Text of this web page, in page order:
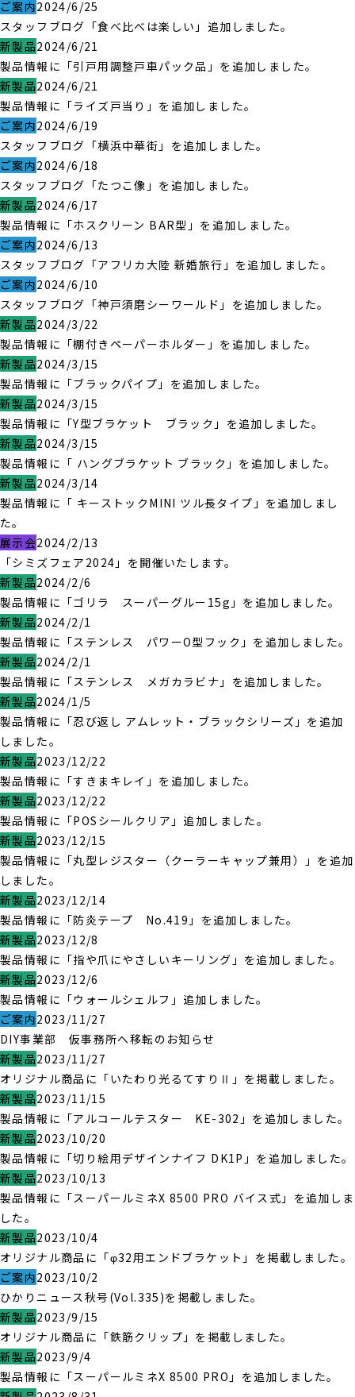
ご案内2024/6/25
スタッフブログ「食べ比べは楽しい」追加しました。
新製品2024/6/21
製品情報に「引戸用調整戸車パック品」を追加しました。
新製品2024/6/21
製品情報に「ライズ戸当り」を追加しました。
ご案内2024/6/19
スタッフブログ「横浜中華街」を追加しました。
ご案内2024/6/18
スタッフブログ「たつこ像」を追加しました。
新製品2024/6/17
製品情報に「ホスクリーン BAR型」を追加しました。
ご案内2024/6/13
スタッフブログ「アフリカ大陸 新婚旅行」を追加しました。
ご案内2024/6/10
スタッフブログ「神戸須磨シーワールド」を追加しました。
新製品2024/3/22
製品情報に「棚付きペーパーホルダー」を追加しました。
新製品2024/3/15
製品情報に「ブラックパイプ」を追加しました。
新製品2024/3/15
製品情報に「Y型ブラケット ブラック」を追加しました。
新製品2024/3/15
製品情報に「 ハングブラケット ブラック」を追加しました。
新製品2024/3/14
製品情報に「 キーストックMINI ツル長タイプ」を追加しまし
た。
展示会2024/2/13
「シミズフェア2024」を開催いたします。
新製品2024/2/6
製品情報に「ゴリラ スーパーグルー15g」を追加しました。
新製品2024/2/1
製品情報に「ステンレス パワーO型フック」を追加しました。
新製品2024/2/1
製品情報に「ステンレス メガカラビナ」を追加しました。
新製品2024/1/5
製品情報に「忍び返し アムレット・ブラックシリーズ」を追加
しました。
新製品2023/12/22
製品情報に「すきまキレイ」を追加しました。
新製品2023/12/22
製品情報に「POSシールクリア」追加しました。
新製品2023/12/15
製品情報に「丸型レジスター（クーラーキャップ兼用）」を追加
しました。
新製品2023/12/14
製品情報に「防炎テープ No.419」を追加しました。
新製品2023/12/8
製品情報に「指や爪にやさしいキーリング」を追加しました。
新製品2023/12/6
製品情報に「ウォールシェルフ」追加しました。
ご案内2023/11/27
DIY事業部 仮事務所へ移転のお知らせ
新製品2023/11/27
オリジナル商品に「いたわり光るてすりⅡ」を掲載しました。
新製品2023/11/15
製品情報に「アルコールテスター KE-302」を追加しました。
新製品2023/10/20
製品情報に「切り絵用デザインナイフ DK1P」を追加しました。
新製品2023/10/13
製品情報に「スーパールミネX 8500 PRO バイス式」を追加しま
した。
新製品2023/10/4
オリジナル商品に「φ32用エンドブラケット」を掲載しました。
ご案内2023/10/2
ひかりニュース秋号(Vol.335)を掲載しました。
新製品2023/9/15
オリジナル商品に「鉄筋クリップ」を掲載しました。
新製品2023/9/4
製品情報に「スーパールミネX 8500 PRO」を追加しました。